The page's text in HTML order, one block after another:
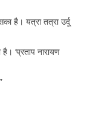
है। यत्रा तत्रा उर्दू
‘प्रताप नारायण